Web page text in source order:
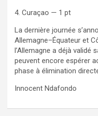
4. Curaçao — 1 pt
La dernière journée
Allemagne–Équateur et
l’Allemagne a déjà validé
peuvent encore espérer
phase à élimination
Innocent Ndafondo